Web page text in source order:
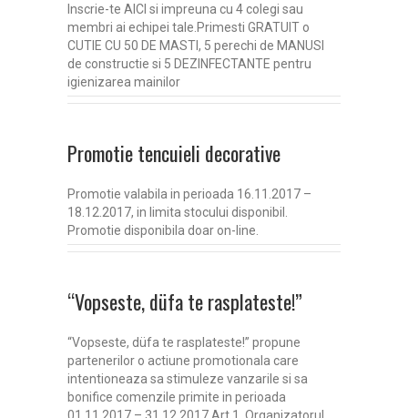
Inscrie-te AICI si impreuna cu 4 colegi sau
membri ai echipei tale.Primesti GRATUIT o
CUTIE CU 50 DE MASTI, 5 perechi de MANUSI
de constructie si 5 DEZINFECTANTE pentru
igienizarea mainilor
Promotie tencuieli decorative
Promotie valabila in perioada 16.11.2017 –
18.12.2017, in limita stocului disponibil.
Promotie disponibila doar on-line.
“Vopseste, düfa te rasplateste!”
“Vopseste, düfa te rasplateste!” propune
partenerilor o actiune promotionala care
intentioneaza sa stimuleze vanzarile si sa
bonifice comenzile primite in perioada